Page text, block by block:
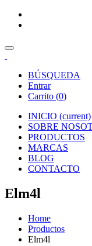
BÚSQUEDA
Entrar
Carrito (0)
INICIO (current)
SOBRE
PRODUCTOS
MARCAS
BLOG
CONTACTO
Elm4l
Home
Productos
Elm4l